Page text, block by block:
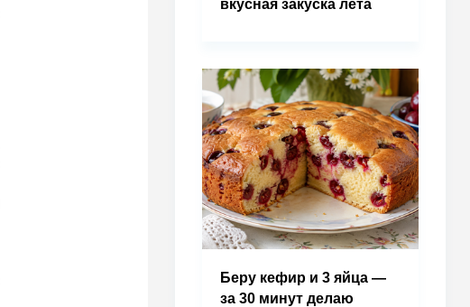
вкусная закуска лета
Беру кефир и 3 яйца —
за 30 минут делаю